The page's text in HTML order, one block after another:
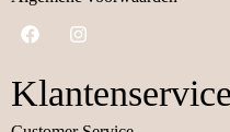
Klantenservice